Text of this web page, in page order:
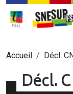
Aller au contenu
Fil
Accueil Décl.
Décl.